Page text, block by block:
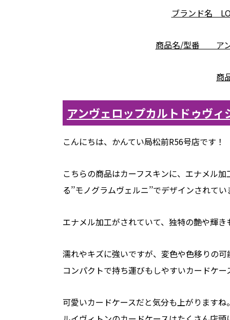
ブランド名
商品名/型番 アン
商
アンヴェロップカルトドゥヴィ
こんにちは、かんてい局松前R56号店です！
こちらの商品はカーフスキンに、エナメル
る’’モノグラムヴェルニ’’でデザインされて
エナメル加工がされていて、独特の艶や輝
濡れやキズに強いですが、変色や色移りの
コンパクトで持ち運びもしやすいカードケ
可愛いカードケースだと気分も上がりますね